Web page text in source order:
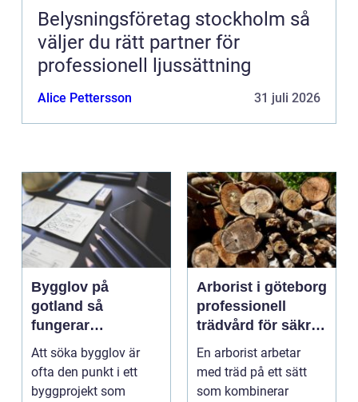
Belysningsföretag stockholm så
väljer du rätt partner för
professionell ljussättning
Alice Pettersson 31 juli 2026
Bygglov på
gotland så
fungerar
processen från idé
till godkänt beslut
Att söka bygglov är
ofta den punkt i ett
byggprojekt som
Arborist i göteborg
professionell
trädvård för säkra
och friska träd
En arborist arbetar
med träd på ett sätt
som kombinerar